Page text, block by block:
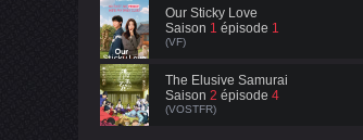
Our Sticky Love
Saison 1 épisode 1
(VF)
The Elusive Samurai
Saison 2 épisode 4
(VOSTFR)